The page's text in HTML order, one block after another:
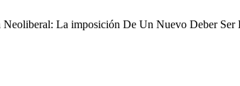
La imposición De Un Nuevo Deber Ser